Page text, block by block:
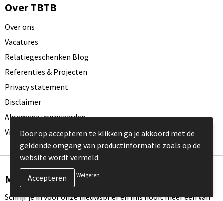
Over TBTB
Over ons
Vacatures
Relatiegeschenken Blog
Referenties & Projecten
Privacy statement
Disclaimer
Algemene voorwaarden
Visit our EU website
Meld je aan voor onze nieuwsbrief
Schrijf je in voor onze nieuwsbrief en mis nooit meer één van
Door op accepteren te klikken ga je akkoord met de
geldende omgang van productinformatie zoals op de
website wordt vermeld.
Weigeren